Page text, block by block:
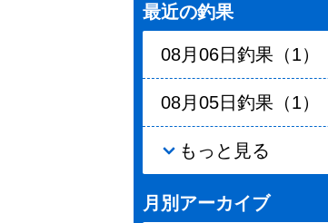
最近の釣果
08月06日釣果（1）
08月05日釣果（1）
もっと見る
月別アーカイブ